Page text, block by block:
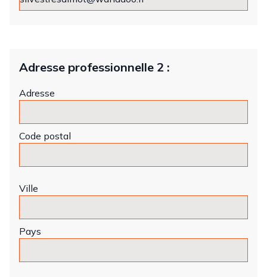
Adresse professionnelle 2 :
Adresse
Code postal
Ville
Pays